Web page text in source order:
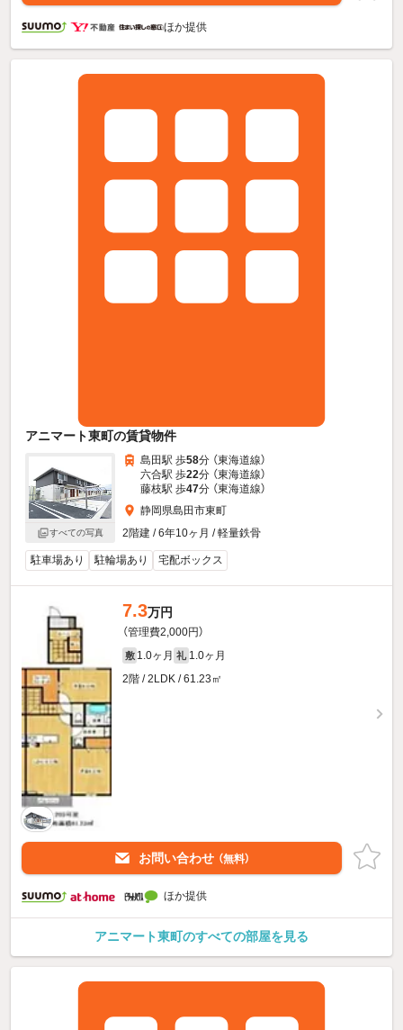
ほか提供
アニマート東町の賃貸物件
すべての写真
島田駅 歩58分 （東海道線）
六合駅 歩22分 （東海道線）
藤枝駅 歩47分 （東海道線）
静岡県島田市東町
2階建 / 6年10ヶ月 / 軽量鉄骨
駐車場あり 駐輪場あり 宅配ボックス
7.3万円
（管理費2,000円）
敷 1.0ヶ月 礼 1.0ヶ月
2階 / 2LDK / 61.23㎡
お問い合わせ （無料）
ほか提供
アニマート東町のすべての部屋を見る